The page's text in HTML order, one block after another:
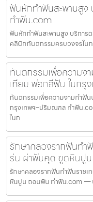
ฟันหักทำฟันสะพานสูง
ทำฟัน.com
ฟันหักทำฟันสะพานสูง บริการ
คลินิกทันตกรรมครบวงจรใน
ทันตกรรมเพื่อความง
เทียม ฟอกสีฟัน ในก
ทันตกรรมเพื่อความงามทำฟั
กรุงเทพฯ–ปริมณฑล ทำฟัน
ในก
รักษาคลองรากฟันทำ
ร่น ผ่าฟันคุด ขูดหินปู
รักษาคลองรากฟันทำฟันราชเ
หินปูน ถอนฟัน ทำฟัน.com —